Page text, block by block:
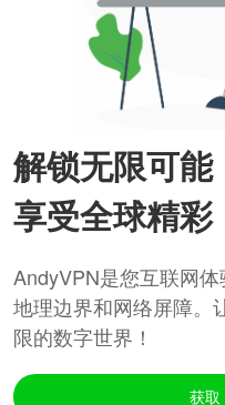
解锁无限可能
享受全球精彩
AndyVPN是您互联网
地理边界和网络屏障。
限的数字世界！
获取